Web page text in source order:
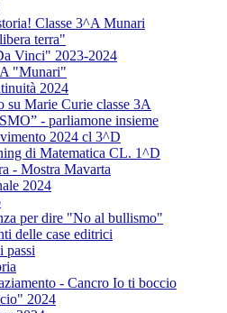
Classe 3^A Munari
terra"
Vinci" 2023-2024
"Munari"
2024
su Marie Curie classe 3A
- parliamone insieme
2024 cl 3^D
di Matematica CL. 1^D
- Mostra Mavarta
2024
per dire "No al bullismo"
delle case editrici
passi
- Cancro Io ti boccio
2024